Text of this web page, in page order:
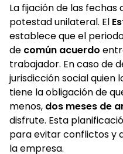
La fijación de las fechas
potestad unilateral. El
establece que el
de común acuerdo
trabajador. En caso de
jurisdicción social quien
tiene la obligación de
menos, dos meses de
disfrute. Esta
para evitar conflictos y
la empresa.